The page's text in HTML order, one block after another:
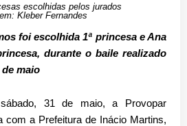
escolhidas pelos jurados
Kleber Fernandes
foi escolhida 1ª princesa e Ana
durante o baile realizado
maio
31 de maio, a Provopar
com a Prefeitura de Inácio Martins,